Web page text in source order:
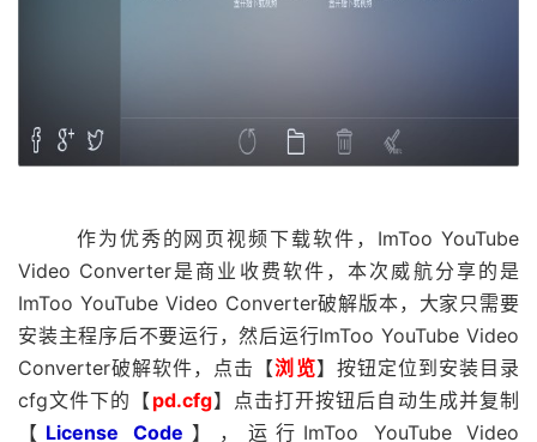
作为优秀的网页视频下载软件，ImToo YouTube
Video Converter是商业收费软件，本次威航分享的是
ImToo YouTube Video Converter破解版本，大家只需要
安装主程序后不要运行，然后运行ImToo YouTube Video
Converter破解软件，点击【浏览】按钮定位到安装目录
cfg文件下的【pd.cfg】点击打开按钮后自动生成并复制
【 License Code 】，运行ImToo YouTube Video